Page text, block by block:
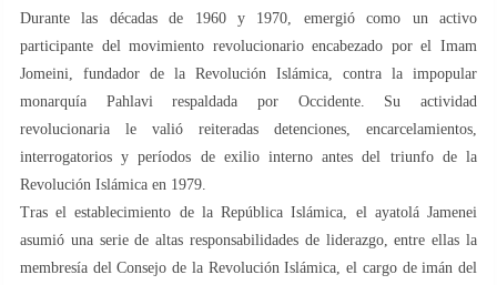
Durante las décadas de 1960 y 1970, emergió como un activo
participante del movimiento revolucionario encabezado por el Imam
Jomeini, fundador de la Revolución Islámica, contra la impopular
monarquía Pahlavi respaldada por Occidente. Su actividad
revolucionaria le valió reiteradas detenciones, encarcelamientos,
interrogatorios y períodos de exilio interno antes del triunfo de la
Revolución Islámica en 1979.
Tras el establecimiento de la República Islámica, el ayatolá Jamenei
asumió una serie de altas responsabilidades de liderazgo, entre ellas la
membresía del Consejo de la Revolución Islámica, el cargo de imán del